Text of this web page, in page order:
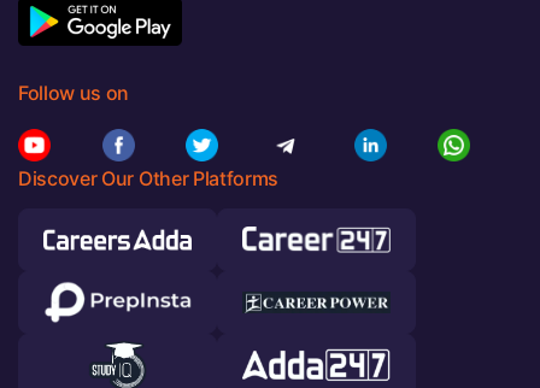
Follow us on
Discover Our Other Platforms